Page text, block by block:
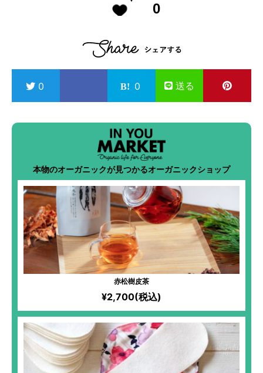
0
0 0 送る
本物のオーガニックが見つかるオーガニックショップ
赤松樹皮茶
¥2,700(税込)